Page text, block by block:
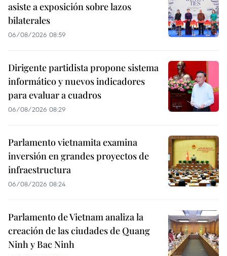
asiste a exposición sobre lazos
bilaterales
06/08/2026 08:59
Dirigente partidista propone sistema
informático y nuevos indicadores
para evaluar a cuadros
06/08/2026 08:29
Parlamento vietnamita examina
inversión en grandes proyectos de
infraestructura
06/08/2026 08:24
Parlamento de Vietnam analiza la
creación de las ciudades de Quang
Ninh y Bac Ninh